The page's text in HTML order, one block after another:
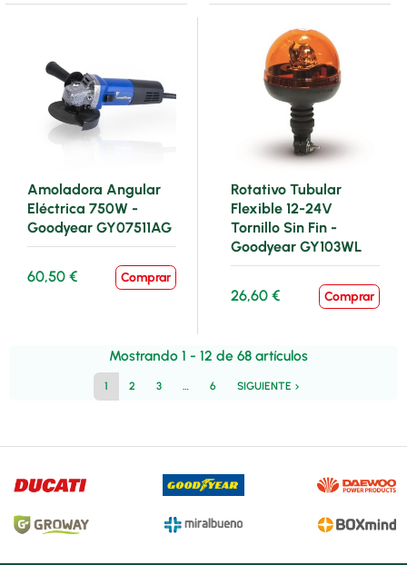
Amoladora Angular
Eléctrica 750W -
Goodyear GY07511AG
60,50 € Comprar
Rotativo Tubular
Flexible 12-24V
Tornillo Sin Fin -
Goodyear GY103WL
26,60 € Comprar
Mostrando 1 - 12 de 68 artículos
1 2 3 … 6 SIGUIENTE keyboard_arrow_right